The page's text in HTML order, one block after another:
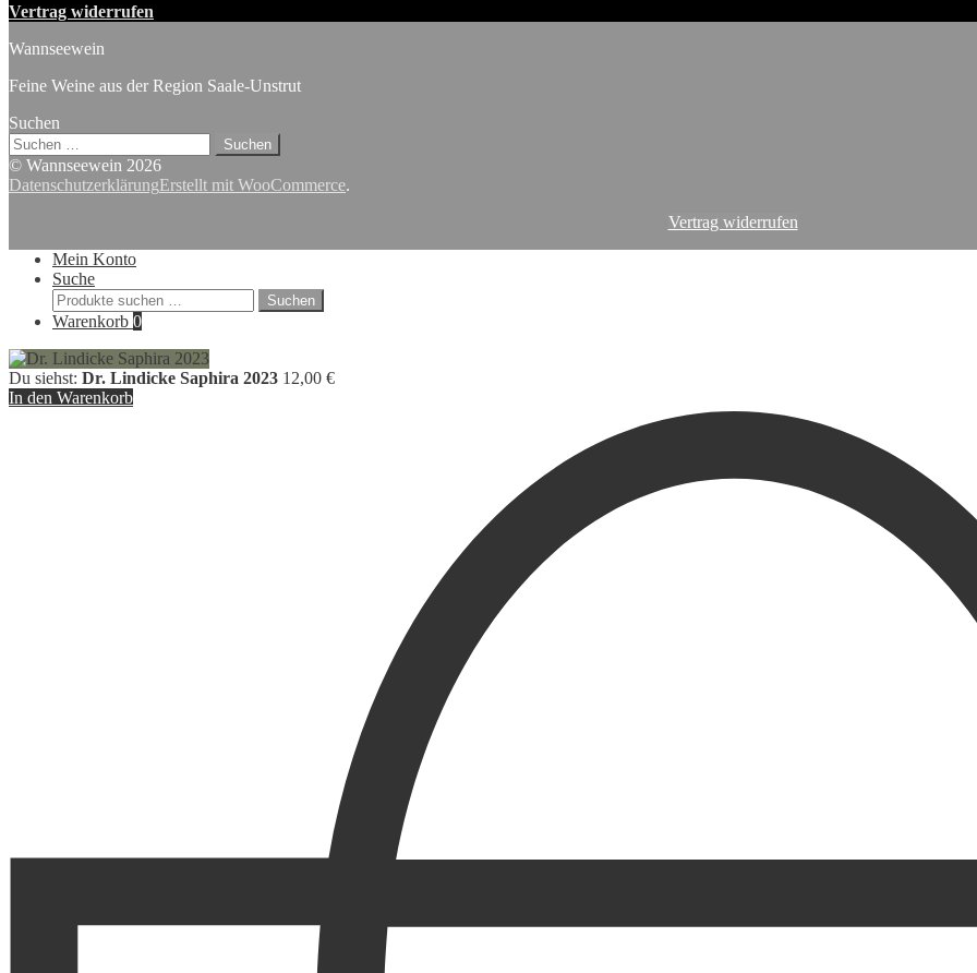
Vertrag widerrufen
Wannseewein
Feine Weine aus der Region Saale-Unstrut
Suchen
Suchen
nach:
© Wannseewein 2026
DatenschutzerklärungErstellt mit WooCommerce.
Vertrag widerrufen
Mein Konto
Suche
Suchen
nach:
Suchen
Warenkorb 0
Du siehst: Dr. Lindicke Saphira 2023 12,00 €
In den Warenkorb